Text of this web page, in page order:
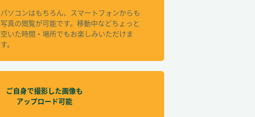
パソコンはもちろん、スマートフォンからも
写真の閲覧が可能です。移動中などちょっと
空いた時間・場所でもお楽しみいただけま
す。
ご自身で撮影した画像も
アップロード可能